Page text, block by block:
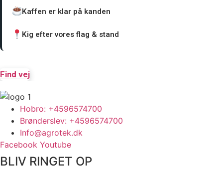
Kaffen er klar på kanden
Kig efter vores flag & stand
Find vej
Hobro: +4596574700
Brønderslev: +4596574700
Info@agrotek.dk
Facebook Youtube
BLIV RINGET OP​